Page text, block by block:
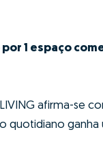
1 espaço
afirma-se
quotidiano ganha